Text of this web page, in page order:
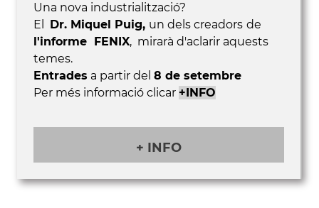
Una nova industrialització?
El
Dr. Miquel Puig, un dels creadors de
l'informe
FENIX, mirarà d'aclarir aquests
temes.
Entrades a partir del 8 de setembre
Per més informació clicar +INFO
+ INFO